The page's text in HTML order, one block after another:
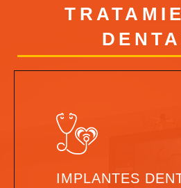
IMPLANTES